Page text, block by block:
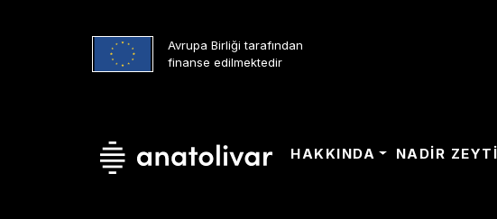
Avrupa Birliği tarafından
finanse edilmektedir
HAKKINDA NADIR